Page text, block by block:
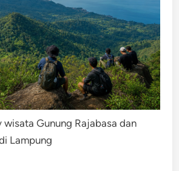
Gunung Rajabasa dan
Lampung